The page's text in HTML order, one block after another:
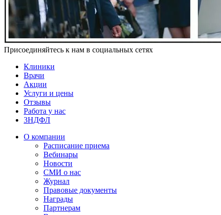
Присоединяйтесь к нам в социальных сетях
Клиники
Врачи
Акции
Услуги и цены
Отзывы
Работа у нас
3НДФЛ
О компании
Расписание приема
Вебинары
Новости
СМИ о нас
Журнал
Правовые документы
Награды
Партнерам